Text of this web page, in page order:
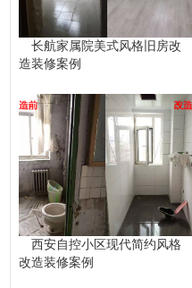
长航家属院美式风格旧房改
造装修案例
西安自控小区现代简约风格
改造装修案例